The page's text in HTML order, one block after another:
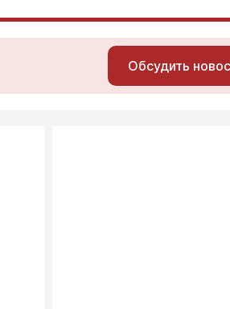
Обсудить